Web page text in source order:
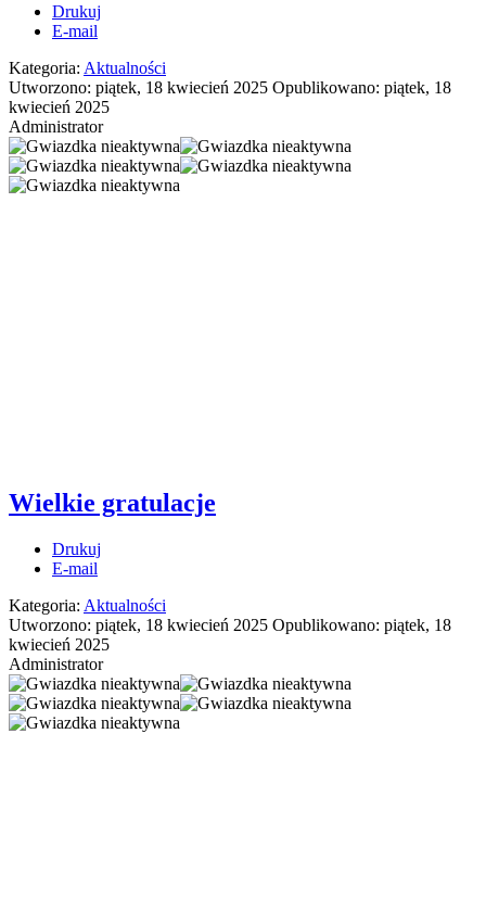
Drukuj
E-mail
Kategoria: Aktualności
Utworzono: piątek, 18 kwiecień 2025 Opublikowano: piątek, 18
kwiecień 2025
Administrator
Wielkie gratulacje
Drukuj
E-mail
Kategoria: Aktualności
Utworzono: piątek, 18 kwiecień 2025 Opublikowano: piątek, 18
kwiecień 2025
Administrator